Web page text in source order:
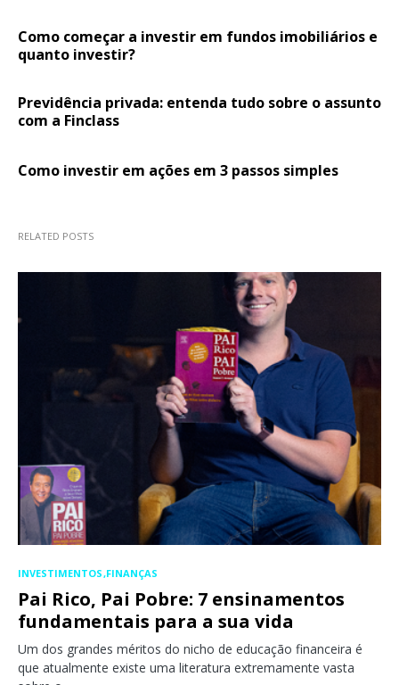
Como começar a investir em fundos imobiliários e
quanto investir?
Previdência privada: entenda tudo sobre o assunto
com a Finclass
Como investir em ações em 3 passos simples
RELATED POSTS
INVESTIMENTOS FINANÇAS
Pai Rico, Pai Pobre: 7 ensinamentos
fundamentais para a sua vida
Um dos grandes méritos do nicho de educação financeira é
que atualmente existe uma literatura extremamente vasta